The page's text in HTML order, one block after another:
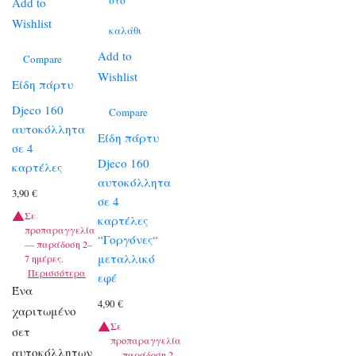
Wishlist
Compare
Είδη πάρτυ
Djeco 160
αυτοκόλλητα
σε 4
καρτέλες
3,90 €
Σε
προπαραγγελία
— παράδοση 2–
7 ημέρες.
Περισσότερα
Ένα
χαριτωμένο
σετ
αυτοκόλλητων
καλάθι
Add to
Wishlist
Compare
Είδη πάρτυ
Djeco 160
αυτοκόλλητα
σε 4
καρτέλες
“Γοργόνες“
μεταλλικό
εφέ
4,90€
Σε
προπαραγγελία